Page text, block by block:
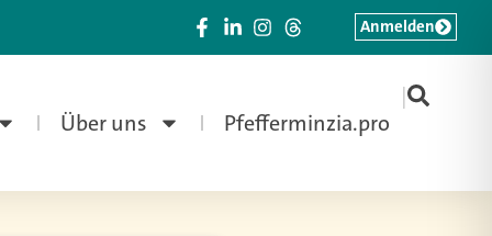
Über uns Pfefferminzia.pro
|
Anmelden